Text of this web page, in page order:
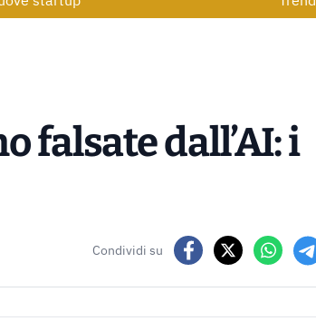
falsate dall’AI: i
Condividi su